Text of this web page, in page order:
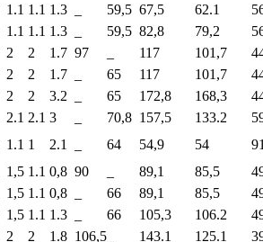
1.1 1.1 1.3 59,5 67,5 62.1
1.1 1.1 1.3 59,5 82,8 79,2
2 2 1.7 97 117 101,7
2 2 1.7 65 117 101,7
2 2 3.2 65 172,8 168,3
2.1 2.1 3 70,8 157,5 133.2
1.1 1 2.1 64 54,9 54
1,5 1.1 0,8 90 89,1 85,5
1,5 1.1 0,8 66 89,1 85,5
1,5 1.1 1.3 66 105,3 106.2
2 2 1.8 106,5 143.1 125.1